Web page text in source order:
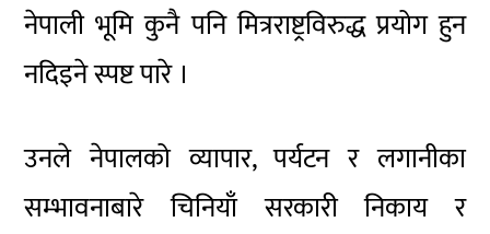
नेपाली भूमि कुनै पनि मित्रराष्ट्रविरुद्ध प्रयोग हुन
नदिइने स्पष्ट पारे ।
उनले नेपालको व्यापार, पर्यटन र लगानीका
सम्भावनाबारे चिनियाँ सरकारी निकाय र